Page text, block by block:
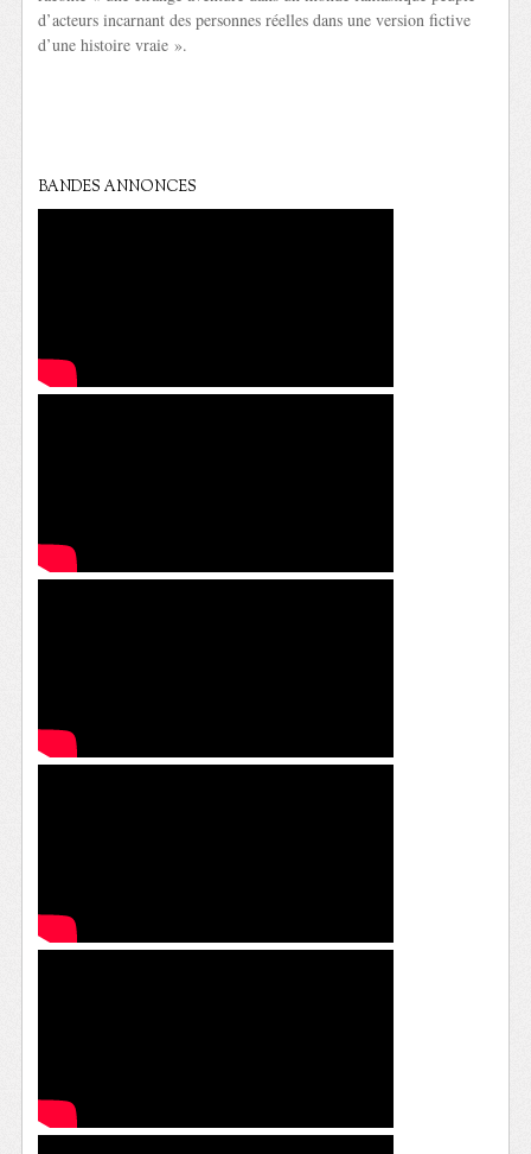
d’acteurs incarnant des personnes réelles dans une version fictive
d’une histoire vraie ».
BANDES ANNONCES